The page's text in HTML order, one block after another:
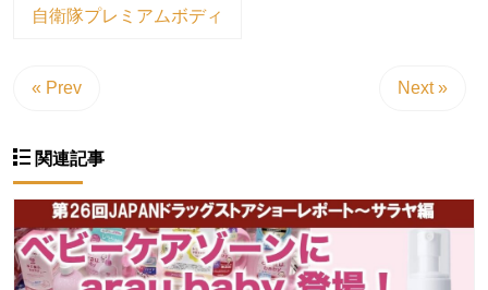
自衛隊プレミアムボディ
« Prev Next »
関連記事